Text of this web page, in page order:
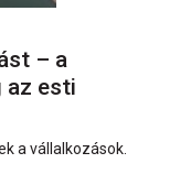
– a
az esti
a vállalkozások.